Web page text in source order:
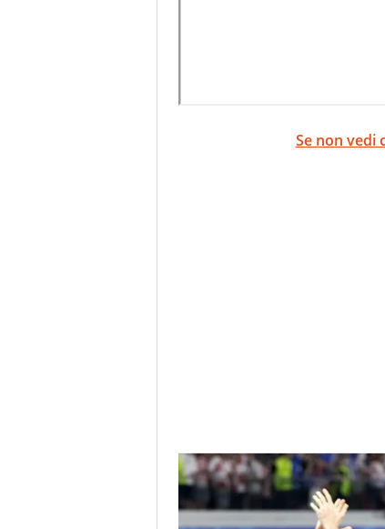
Se non vedi